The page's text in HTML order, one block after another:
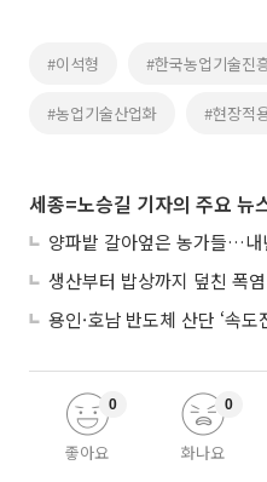
#이석형 #한국농업기술진
#농업기술산업화 #현장적
세종=노승길 기자의 주요 뉴
양파밭 갈아엎은 농가들…내
좋아요
0
화나요
0